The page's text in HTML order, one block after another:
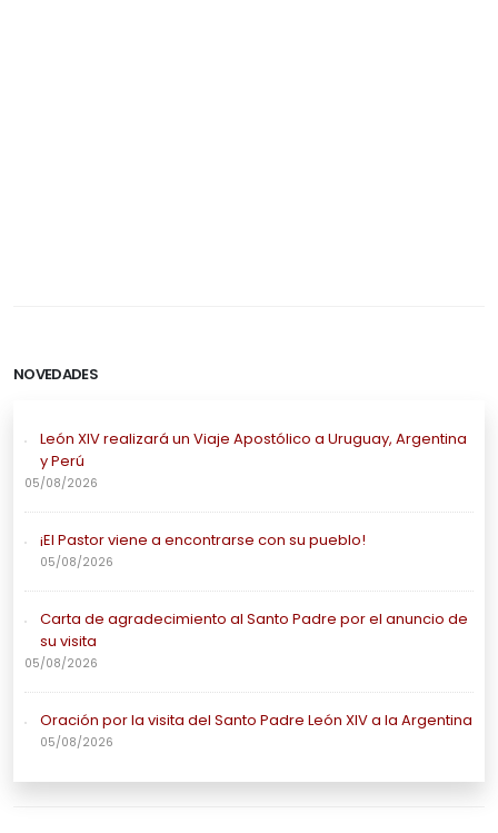
NOVEDADES
León XIV realizará un Viaje Apostólico a Uruguay, Argentina
y Perú
05/08/2026
¡El Pastor viene a encontrarse con su pueblo!
05/08/2026
Carta de agradecimiento al Santo Padre por el anuncio de
su visita
05/08/2026
Oración por la visita del Santo Padre León XIV a la Argentina
05/08/2026